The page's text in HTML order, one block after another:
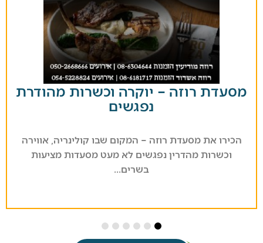
רוזה – יוקרה וכשרות מהודרת
נפגשים
את מסעדת רוזה – המקום שבו קולינריה, אווירה
מהדרין נפגשים לא מעט מסעדות מציעות
בשרים...